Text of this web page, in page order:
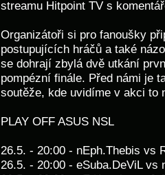
streamu Hitpoint TV s
Organizátoři si pro fanoušky
postupujících hráčů a také
se dohrají zbylá dvě utkání
pompézní finále. Před námi je
soutěže, kde uvidíme v akci to
PLAY OFF ASUS NSL
26.5. - 20:00 - nEph.Thebis vs
26.5. - 20:00 - eSuba.DeViL vs